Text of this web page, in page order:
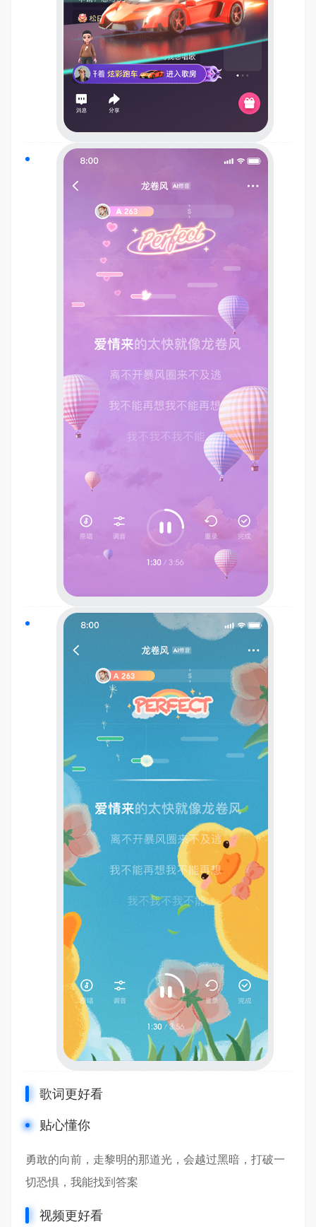
歌词更好看
贴心懂你
勇敢的向前，走黎明的那道光，会越过黑暗，打破一
切恐惧，我能找到答案
视频更好看